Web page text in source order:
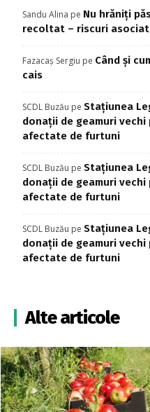
Sandu Alina pe Nu hrăniți
recoltat – riscuri
Fazacaș Sergiu pe Când și
cais
SCDL Buzău pe Stațiunea
donații de geamuri
afectate de furtuni
SCDL Buzău pe Stațiunea
donații de geamuri
afectate de furtuni
SCDL Buzău pe Stațiunea
donații de geamuri
afectate de furtuni
Alte articole